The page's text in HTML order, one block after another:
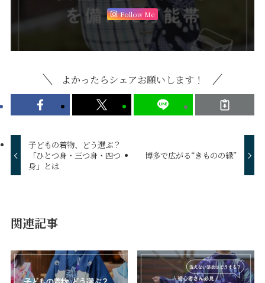
Follow Me
よかったらシェアお願いします！
子どもの着物、どう選ぶ？
「ひとつ身・三つ身・四つ
身」とは
博多で広がる“きものの縁”
関連記事